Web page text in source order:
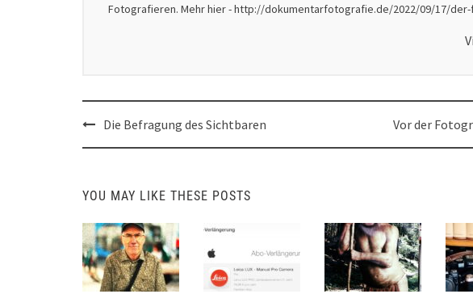
Fotografieren. Mehr hier - http://dokumentarfotografie.de/2022/09/17/
PostDie Befragung des Sichtbaren Vor der
YOU MAY LIKE THESE POSTS